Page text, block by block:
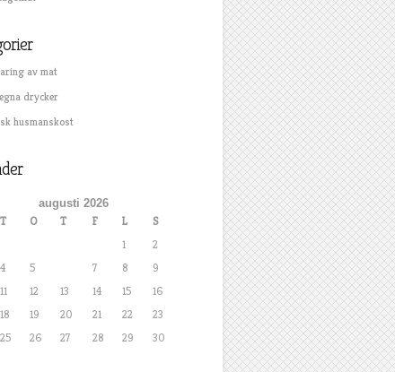
av mat
drycker
husmanskost
augusti 2026
T O T F L
S
1
2
4 5 7 8
9
11 12 13 14 15
16
18 19 20 21 22
23
25 26 27 28 29
30